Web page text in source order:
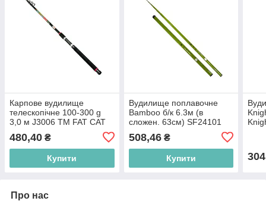
Карпове вудилище
телескопічне 100-300 g
3,0 м J3006 ТМ FAT CAT
480,40 ₴
Купити
Вудилище поплавочне
Bamboo б/к 6.3м (в
сложен. 63см) SF24101
508,46₴
Купити
Про нас